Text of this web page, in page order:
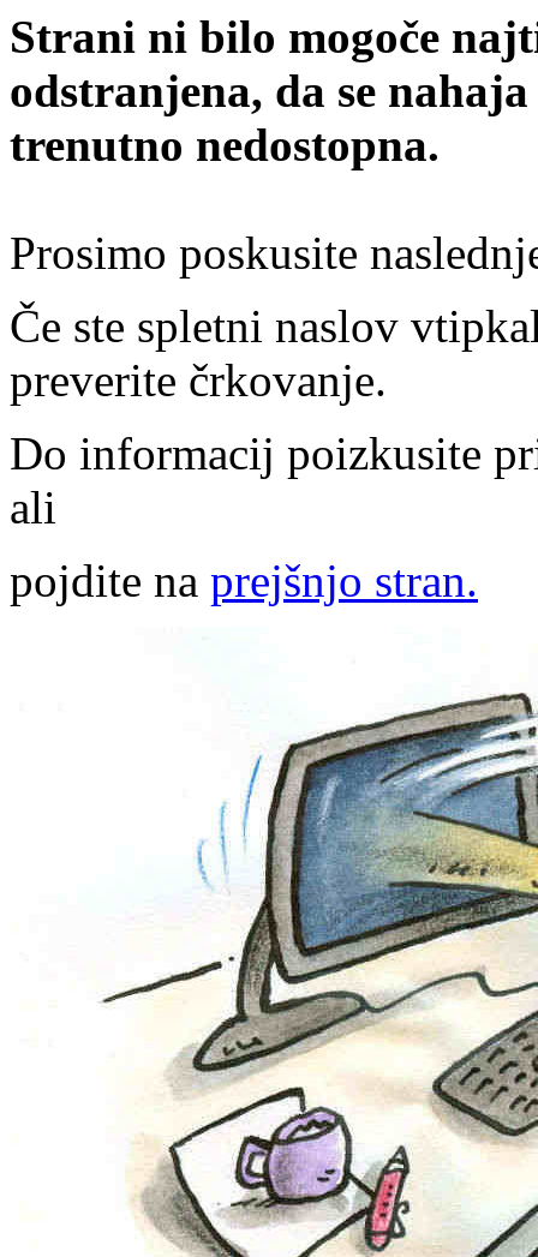
Strani ni bilo mogoče
odstranjena, da se
trenutno nedostopna.
Prosimo poskusite
Če ste spletni naslov
preverite črkovanje.
Do informacij poizkusite
ali
pojdite na prejšnjo stran.